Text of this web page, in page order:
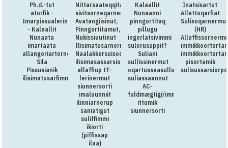
Ph.d.-tut
atorfik -
Imarpissualerineq
- Kalaallit
Nunaata
imartaata
allangoriartornera,
Sila
Pissusianik
ilisimatusarfimmut
Nittarsaateqqitaq:Killiliussap
sivitsorneqarnera:
Avatangiisinut,
Pinngortitamut,
Nukissiuutinut
Ilisimatusarnermullu
Naalakkersuisoqarfimmi
ilisimasassarsiornermut
allaffiup IT-
lerinermut
siunnersorti
imaluunniit
ilinniarnerup
saniatigut
suliffimmi
ikiorti
(piffissap
ilaa)
Kalaallit
Nunaanni
pinngortitaq
pillugu
ingerlatsivimmi
sulerusuppit?
Suliani
sullissinermut
oqartussaasullu
suliassaannut
AC-
fuldmægtigi/immikkut
ittumik
siunnersorti
Inatsisartut
Allattoqarfiat
Sulisoqarnermut
(HR)
pisortamik